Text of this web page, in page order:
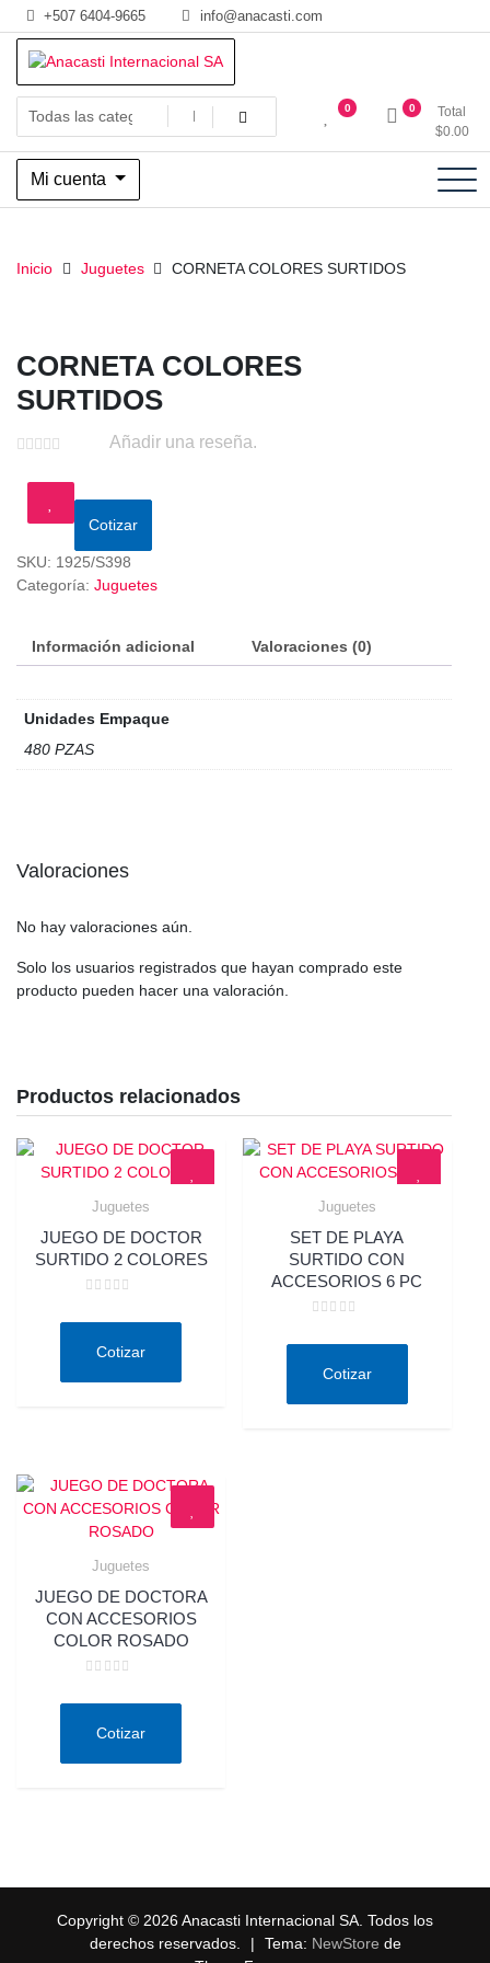
Saltar
al
contenido
+507 6404-9665 info@anacasti.com
Anacasti Internacional SA
Ventas de productos al por mayor de flores y plantas. juguetes,
navidad, religioso y adornos
0 0
Total
$0.00
Mi cuenta
Inicio Juguetes CORNETA COLORES SURTIDOS
CORNETA COLORES
SURTIDOS
Añadir una reseña.
Cotizar
SKU: 1925/S398
Categoría: Juguetes
Información adicional Valoraciones (0)
Unidades Empaque
480 PZAS
Valoraciones
No hay valoraciones aún.
Solo los usuarios registrados que hayan comprado este
producto pueden hacer una valoración.
Productos relacionados
Juguetes
JUEGO DE DOCTOR
SURTIDO 2 COLORES
deCotizar
Juguetes
SET DE PLAYA
SURTIDO CON
ACCESORIOS 6 PC
deCotizar
Juguetes
JUEGO DE DOCTORA
CON ACCESORIOS
COLOR ROSADO
deCotizar
Copyright © 2026 Anacasti Internacional SA. Todos los
derechos reservados.
| Tema: NewStore de